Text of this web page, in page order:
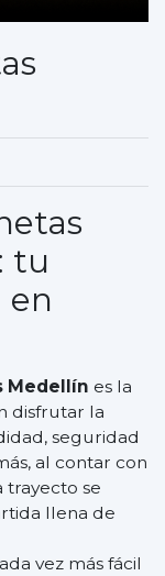
tu
en
Medellín es la
disfrutar la
seguridad
al contar con
se
llena de
vez más fácil